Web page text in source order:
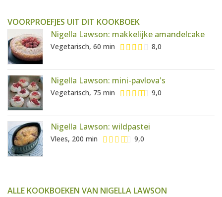
VOORPROEFJES UIT DIT KOOKBOEK
Nigella Lawson: makkelijke amandelcake
Vegetarisch, 60 min 8,0
Nigella Lawson: mini-pavlova's
Vegetarisch, 75 min 9,0
Nigella Lawson: wildpastei
Vlees, 200 min 9,0
ALLE KOOKBOEKEN VAN NIGELLA LAWSON